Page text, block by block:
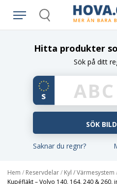
Search
Hitta produkter
Sök på ditt
Saknar du regnr?
Hem / Reservdelar/ Kyl / Värmesystem
Kupéfläkt – Volvo 140, 164, 240 & 260,